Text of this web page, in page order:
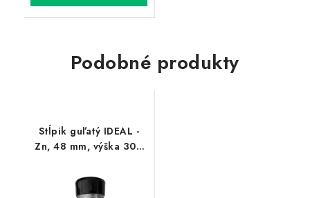
Podobné produkty
Stĺpik guľatý IDEAL -
Zn, 48 mm, výška 300